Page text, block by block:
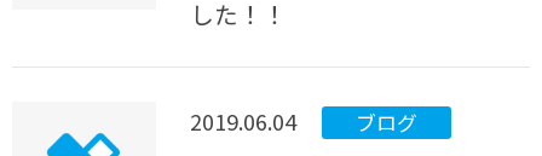
した！！
2019.06.04 ブログ